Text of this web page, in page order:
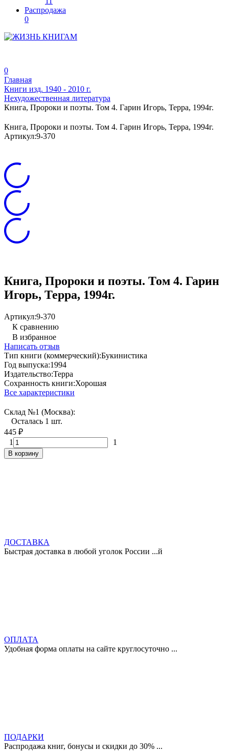
Распродажа
0
0
Главная
Книги изд. 1940 - 2010 г.
Нехудожественная литература
Книга, Пророки и поэты. Том 4. Гарин Игорь, Терра, 1994г.
Книга, Пророки и поэты. Том 4. Гарин Игорь, Терра, 1994г.
Артикул:9-370
Книга, Пророки и поэты. Том 4. Гарин
Игорь, Терра, 1994г.
Артикул:9-370
К сравнению
В избранное
Написать отзыв
Тип книги (коммерческий):Букинистика
Год выпуска:1994
Издательство:Терра
Сохранность книги:Хорошая
Все характеристики
Склад №1 (Москва):
Осталась 1 шт.
445 ₽
1
1
В корзину
ДОСТАВКА
Быстрая доставка в любой уголок России ...й
ОПЛАТА
Удобная форма оплаты на сайте круглосуточно ...
ПОДАРКИ
Распродажа книг, бонусы и скидки до 30% ...